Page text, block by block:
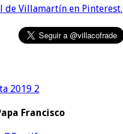
de Villamartín en Pinterest.
Francisco